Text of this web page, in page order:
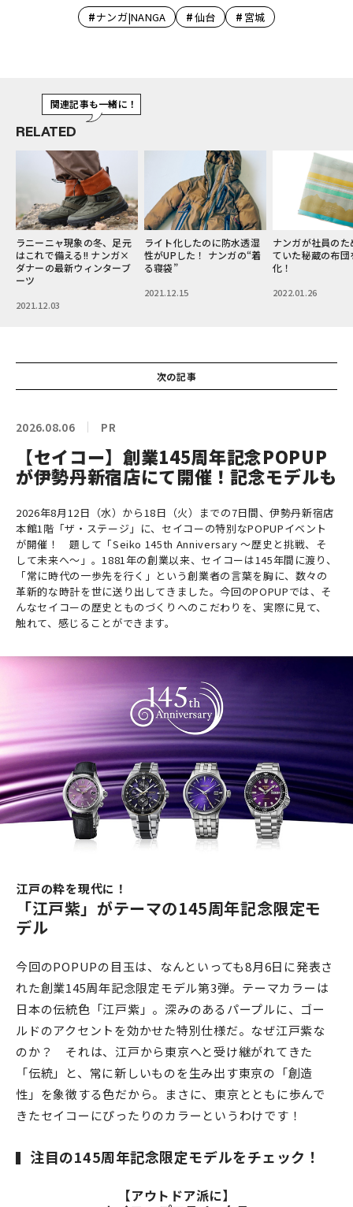
#ナンガ|NANGA #仙台 # 宮城
RELATED
関連記事も一緒に！
ラニーニャ現象の冬、足元
はこれで備える!! ナンガ×
ダナーの最新ウィンターブ
ーツ
2021.12.03
ライト化したのに防水透湿
性がUPした！ ナンガの“着
る寝袋”
2021.12.15
ナンガが社員のた
ていた秘蔵の布団
化！
2022.01.26
次の記事
2026.08.06 PR
【セイコー】創業145周年記念POPUP
が伊勢丹新宿店にて開催！記念モデルも
2026年8月12日（水）から18日（火）までの7日間、伊勢丹新宿店
本館1階「ザ・ステージ」に、セイコーの特別なPOPUPイベント
が開催！ 題して「Seiko 145th Anniversary ～歴史と挑戦、そ
して未来へ～」。1881年の創業以来、セイコーは145年間に渡り、
「常に時代の一歩先を行く」という創業者の言葉を胸に、数々の
革新的な時計を世に送り出してきました。今回のPOPUPでは、そ
んなセイコーの歴史とものづくりへのこだわりを、実際に見て、
触れて、感じることができます。
江戸の粋を現代に！
「江戸紫」がテーマの145周年記念限定モ
デル
今回のPOPUPの目玉は、なんといっても8月6日に発表さ
れた創業145周年記念限定モデル第3弾。テーマカラーは
日本の伝統色「江戸紫」。深みのあるパープルに、ゴー
ルドのアクセントを効かせた特別仕様だ。なぜ江戸紫な
のか？ それは、江戸から東京へと受け継がれてきた
「伝統」と、常に新しいものを生み出す東京の「創造
性」を象徴する色だから。まさに、東京とともに歩んで
きたセイコーにぴったりのカラーというわけです！
注目の145周年記念限定モデルをチェック！
【アウトドア派に】